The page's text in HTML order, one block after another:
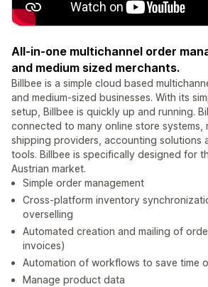
All-in-one multichannel order
and medium sized merchants.
Billbee is a simple cloud based
and medium-sized businesses. With its
setup, Billbee is quickly up and running.
connected to many online store systems,
shipping providers, accounting solutions
tools. Billbee is specifically designed for
Austrian market.
Simple order management
Cross-platform inventory
overselling
Automated creation and mailing of
invoices)
Automation of workflows to save time
Manage product data